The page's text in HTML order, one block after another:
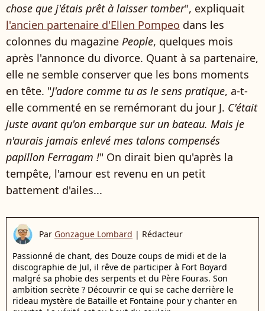
chose que j'étais prêt à laisser tomber", expliquait
l'ancien partenaire d'Ellen Pompeo dans les
colonnes du magazine People, quelques mois
après l'annonce du divorce. Quant à sa partenaire,
elle ne semble conserver que les bons moments
en tête. "J'adore comme tu as le sens pratique, a-t-
elle commenté en se remémorant du jour J. C'était
juste avant qu'on embarque sur un bateau. Mais je
n'aurais jamais enlevé mes talons compensés
papillon Ferragam !" On dirait bien qu'après la
tempête, l'amour est revenu en un petit
battement d'ailes...
Par Gonzague Lombard | Rédacteur
Passionné de chant, des Douze coups de midi et de la
discographie de Jul, il rêve de participer à Fort Boyard
malgré sa phobie des serpents et du Père Fouras. Son
ambition secrète ? Découvrir ce qui se cache derrière le
rideau mystère de Bataille et Fontaine pour y chanter en